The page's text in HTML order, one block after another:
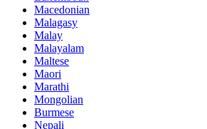
Macedonian
Malagasy
Malay
Malayalam
Maltese
Maori
Marathi
Mongolian
Burmese
Nepali